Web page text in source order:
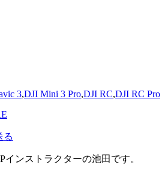
3,DJI Mini 3 Pro,DJI RC,DJI RC Pro
る
インストラクターの池田です。